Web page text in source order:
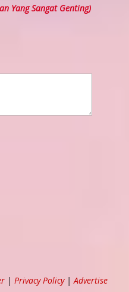
Yang Sangat Genting)
| Privacy Policy|Advertise